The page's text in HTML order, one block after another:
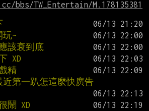
bbs/TW_Entertain/M.178135381
~
該衰到底
XD
精
第一趴怎這麼快廣告
鬧 XD